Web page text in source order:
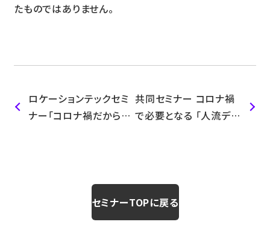
たものではありません。
ロケーションテックセミ
ナー「コロナ禍だからこ
共同セミナー コロナ禍
で必要となる 「人流デー
用×Googleマイビジネ
ス活用を学ぶ～
セミナーTOPに戻る